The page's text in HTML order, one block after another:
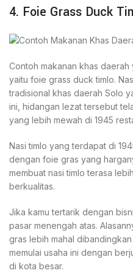
4. Foie Grass Duck
Contoh makanan khas
yaitu foie grass duck timlo.
tradisional khas daerah Solo
ini, hidangan lezat tersebut
yang lebih mewah di 1945
Nasi timlo yang terdapat di
dengan foie gras yang
membuat nasi timlo terasa
berkualitas.
Jika kamu tertarik dengan
pasar menengah atas.
gras lebih mahal
memulai usaha ini dengan
di kota besar.